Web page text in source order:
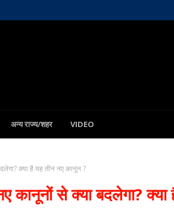
अन्य राज्य/शहर VIDEO
क्‍या है यह तीन नए कानून ?
से क्या बदलेगा? क्‍या